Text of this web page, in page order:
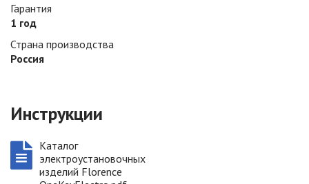
Гарантия
1 год
Страна производства
Россия
Инструкции
Каталог
электроустановочных
изделий Florence